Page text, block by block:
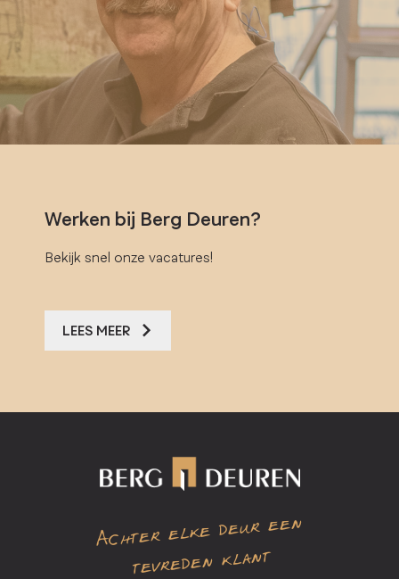
Werken bij Berg Deuren?
Bekijk snel onze vacatures!
LEES MEER
Achter elke deur een
tevreden klant